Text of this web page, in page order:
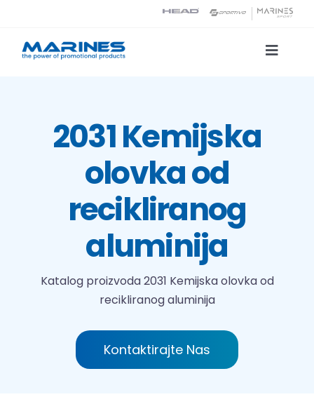
content
Toggle
Tehnologije tiska
2031 Kemijska
olovka od
recikliranog
aluminija
Katalog proizvoda2031 Kemijska olovka od
recikliranog aluminija
Kontaktirajte Nas